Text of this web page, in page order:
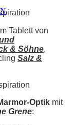
Tablett von
& Söhne,
Salz &
Optik mit
Grene: